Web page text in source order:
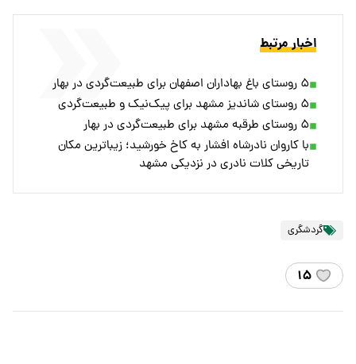
اخبار مرتبط
۵ روستای باغ بهاداران اصفهان برای طبیعت‌گردی در بهار
۵ روستای شاندیز مشهد برای پیک‌نیک و طبیعت‌گردی
۵ روستای طرقبه مشهد برای طبیعت‌گردی در بهار
با کاروان نادرشاه افشار به کاخ خورشید؛ زیباترین مکان
تاریخی کلات نادری در نزدیکی مشهد
گردشگری
۱۵